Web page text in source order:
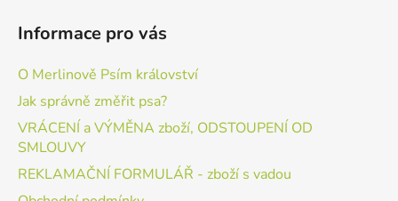
Informace pro vás
O Merlinově Psím království
Jak správně změřit psa?
VRÁCENÍ a VÝMĚNA zboží, ODSTOUPENÍ OD
SMLOUVY
REKLAMAČNÍ FORMULÁŘ - zboží s vadou